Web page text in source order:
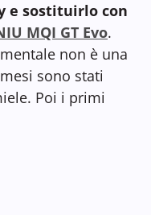
e sostituirlo con
MQI GT Evo.
non è una
sono stati
Poi i primi